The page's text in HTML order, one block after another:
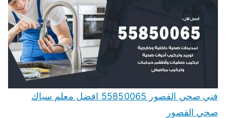
فني صحي القصور 55850065 افضل معلم سباك
صحي القصور